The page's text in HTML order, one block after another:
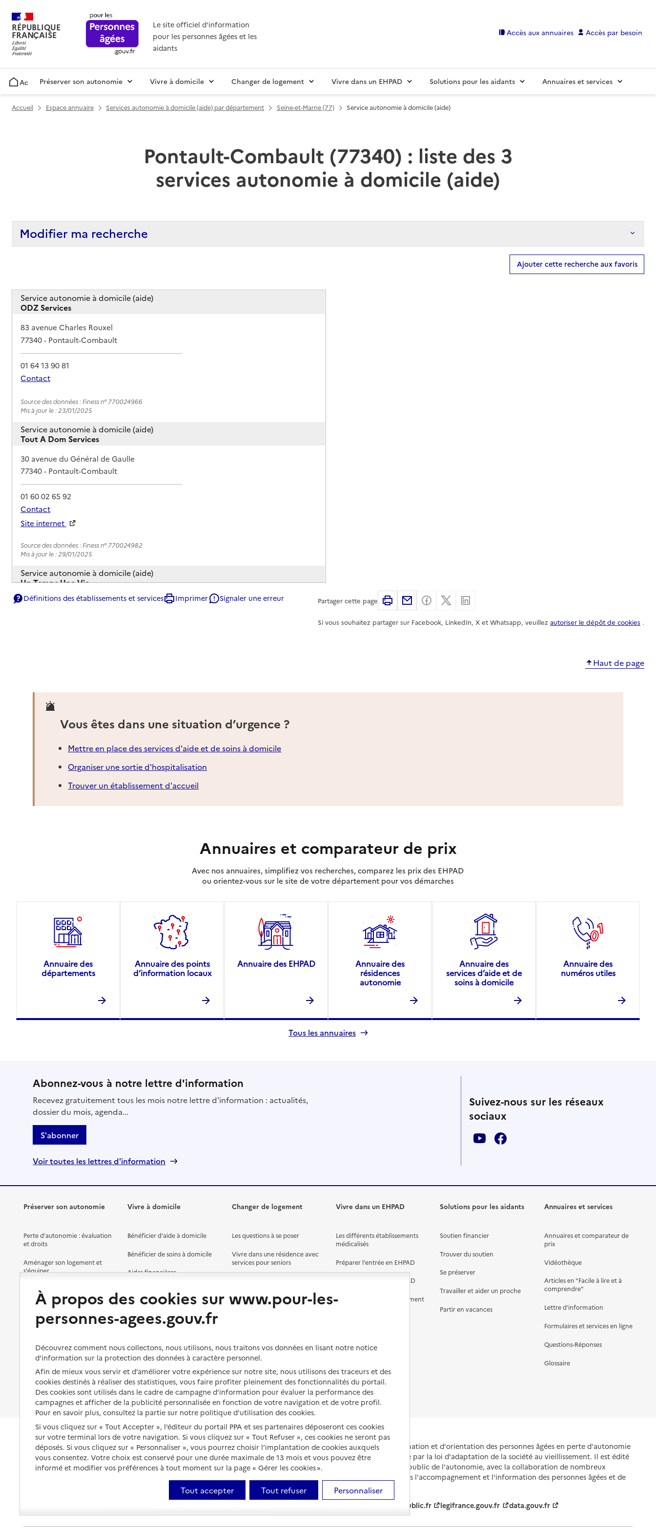
RÉPUBLIQUE
FRANÇAISE
Le site officiel d'information
pour les personnes âgées et les
aidants
Accès aux annuaires Accès par besoin
AccueilPréserver son autonomie Vivre à domicile Changer de logement Vivre dans un EHPAD Solutions pour les aidants Annuaires et services
Accueil Espace annuaire Services autonomie à domicile (aide) par département Seine-et-Marne (77) Service autonomie à domicile (aide)
Pontault-Combault (77340) : liste des 3
services autonomie à domicile (aide)
Modifier ma recherche
Ajouter cette recherche aux favoris
Service autonomie à domicile (aide)
ODZ Services
Adresse
83 avenue Charles Rouxel
77340- Pontault-Combault
01 64 13 90 81
Contact
Source des données : Finess n° 770024966
Mis à jour le : 23/01/2025
Service autonomie à domicile (aide)
Tout A Dom Services
Adresse
30 avenue du Général de Gaulle
77340- Pontault-Combault
01 60 02 65 92
Contact
Site internet
Source des données : Finess n° 770024982
Mis à jour le : 29/01/2025
Service autonomie à domicile (aide)
Un Temps Une Vie
Adresse
38 avenue des Hortensias
Définitions des établissements et services Imprimer Signaler une erreur Partager cette page ImprimerPartager par email
Partager sur Facebook
Partager sur X
Si vous souhaitez partager sur Facebook, LinkedIn, X et Whatsapp, veuillez autoriser le dépôt de cookies .
Haut de page
Vous êtes dans une situation d’urgence ?
Mettre en place des services d'aide et de soins à domicile
Organiser une sortie d'hospitalisation
Trouver un établissement d'accueil
Annuaires et comparateur de prix
Avec nos annuaires, simplifiez vos recherches, comparez les prix des EHPAD
ou orientez-vous sur le site de votre département pour vos démarches
Annuaire des
départements
Annuaire des points
d’information locaux
Annuaire des EHPAD
Annuaire des
résidences
autonomie
Annuaire des
services d’aide et de
soins à domicile
Annuaire des
numéros utiles
Tous les annuaires
Abonnez-vous à notre lettre d'information
Recevez gratuitement tous les mois notre lettre d'information : actualités,
dossier du mois, agenda...
S'abonner
Voir toutes les lettres d'information
Suivez-nous sur les réseaux
sociaux
Préserver son autonomie
Perte d'autonomie : évaluation
et droits
Aménager son logement et
s'équiper
Préserver son autonomie et sa
santé
Organiser à l'avance sa propre
protection
Les obligations de la famille
À qui s’adresser ?
Les politiques du grand âge
Vivre à domicile
Bénéficier d'aide à domicile
Bénéficier de soins à domicile
Aides financières
Vivre à domicile avec une
Être hospitalisé
Fin de vie à domicile
Changer de logement
Les questions à se poser
Vivre dans une résidence avec
services pour seniors
Vivre en accueil familial
Vivre dans un EHPAD
Les différents établissements
médicalisés
Préparer l'entrée en EHPAD
Aides financières en EHPAD
Prévention, accompagnement
Droits en EHPAD
Fin de vie en EHPAD
Solutions pour les aidants
Soutien financier
Trouver du soutien
Se préserver
Travailler et aider un proche
Partir en vacances
Annuaires et services
Annuaires et comparateur de
prix
Vidéothèque
Articles en "Facile à lire et à
comprendre"
Lettre d'information
Formulaires et services en ligne
Questions-Réponses
Glossaire
Portail national d'information et d'orientation des personnes âgées en perte d'autonomie
et de leurs proches, créé par la loi d'adaptation de la société au vieillissement. Il est édité
et animé par le Service public de l'autonomie, avec la collaboration de nombreux
partenaires engagés dans l'accompagnement et l'information des personnes âgées et de
leurs aidants.
service-public.fr legifrance.gouv.fr data.gouv.fr
À propos des cookies sur www.pour-les-
personnes-agees.gouv.fr
Découvrez comment nous collectons, nous utilisons, nous traitons vos données en lisant notre notice
d’information sur la protection des données à caractère personnel.
Afin de mieux vous servir et d’améliorer votre expérience sur notre site, nous utilisons des traceurs et des
cookies destinés à réaliser des statistiques, vous faire profiter pleinement des fonctionnalités du portail.
Des cookies sont utilisés dans le cadre de campagne d’information pour évaluer la performance des
campagnes et afficher de la publicité personnalisée en fonction de votre navigation et de votre profil.
Pour en savoir plus, consultez la partie sur notre politique d'utilisation des cookies.
Si vous cliquez sur « Tout Accepter », l’éditeur du portail PPA et ses partenaires déposeront ces cookies
sur votre terminal lors de votre navigation. Si vous cliquez sur « Tout Refuser », ces cookies ne seront pas
déposés. Si vous cliquez sur « Personnaliser », vous pourrez choisir l’implantation de cookies auxquels
vous consentez. Votre choix est conservé pour une durée maximale de 13 mois et vous pouvez être
informé et modifier vos préférences à tout moment sur la page « Gérer les cookies ».
Tout accepter Tout refuser Personnaliser